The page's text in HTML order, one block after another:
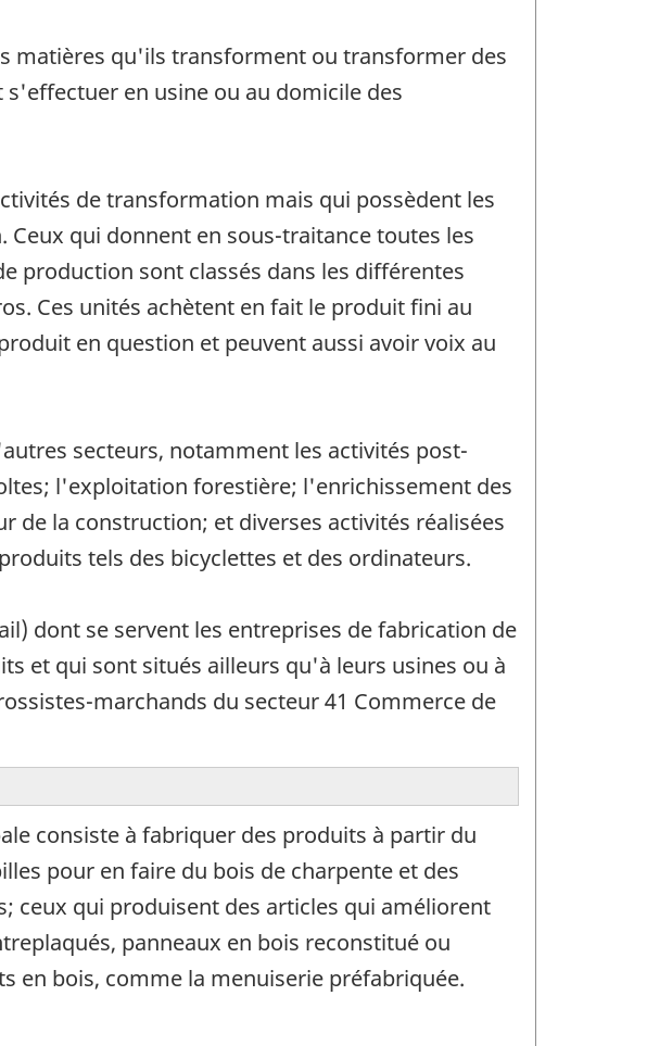
matières qu'ils transforment ou transformer des
en usine ou au domicile des
de transformation mais qui possèdent les
qui donnent en sous-traitance toutes les
production sont classés dans les différentes
Ces unités achètent en fait le produit fini au
en question et peuvent aussi avoir voix au
secteurs, notamment les activités post-
l'exploitation forestière; l'enrichissement des
de la construction; et diverses activités réalisées
tels des bicyclettes et des ordinateurs.
dont se servent les entreprises de fabrication de
et qui sont situés ailleurs qu'à leurs usines ou à
marchands du secteur 41 Commerce de
consiste à fabriquer des produits à partir du
pour en faire du bois de charpente et des
ceux qui produisent des articles qui améliorent
panneaux en bois reconstitué ou
en bois, comme la menuiserie préfabriquée.